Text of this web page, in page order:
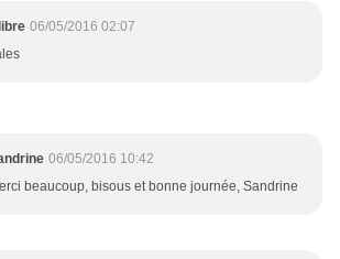
06/05/2016 02:07
06/05/2016 10:42
beaucoup, bisous et bonne journée, Sandrine